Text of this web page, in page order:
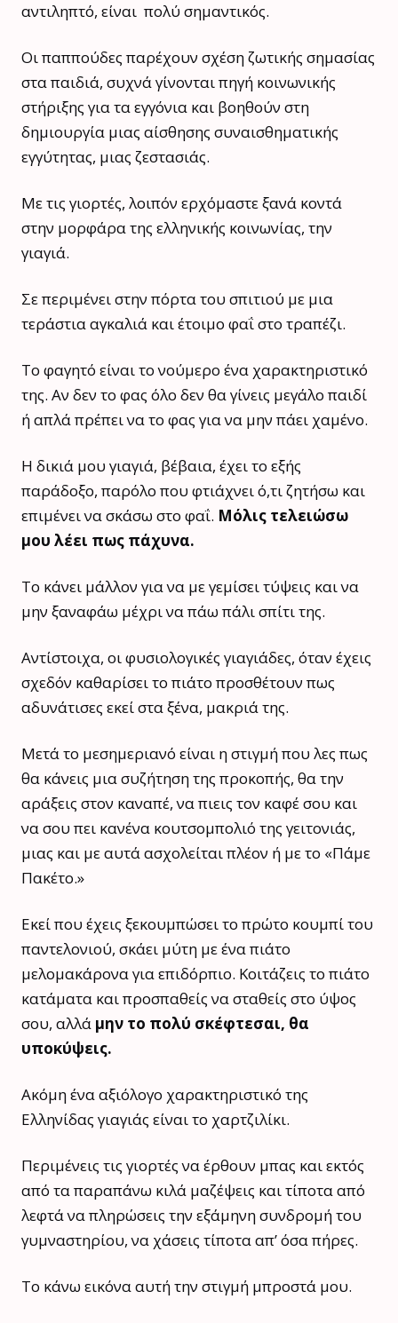
αντιληπτό, είναι πολύ σημαντικός.
Οι παππούδες παρέχουν σχέση ζωτικής σημασίας
στα παιδιά, συχνά γίνονται πηγή κοινωνικής
στήριξης για τα εγγόνια και βοηθούν στη
δημιουργία μιας αίσθησης συναισθηματικής
εγγύτητας, μιας ζεστασιάς.
Με τις γιορτές, λοιπόν ερχόμαστε ξανά κοντά
στην μορφάρα της ελληνικής κοινωνίας, την
γιαγιά.
Σε περιμένει στην πόρτα του σπιτιού με μια
τεράστια αγκαλιά και έτοιμο φαΐ στο τραπέζι.
Το φαγητό είναι το νούμερο ένα χαρακτηριστικό
της. Αν δεν το φας όλο δεν θα γίνεις μεγάλο παιδί
ή απλά πρέπει να το φας για να μην πάει χαμένο.
Η δικιά μου γιαγιά, βέβαια, έχει το εξής
παράδοξο, παρόλο που φτιάχνει ό,τι ζητήσω και
επιμένει να σκάσω στο φαΐ. Μόλις τελειώσω
μου λέει πως πάχυνα.
Το κάνει μάλλον για να με γεμίσει τύψεις και να
μην ξαναφάω μέχρι να πάω πάλι σπίτι της.
Αντίστοιχα, οι φυσιολογικές γιαγιάδες, όταν έχεις
σχεδόν καθαρίσει το πιάτο προσθέτουν πως
αδυνάτισες εκεί στα ξένα, μακριά της.
Μετά το μεσημεριανό είναι η στιγμή που λες πως
θα κάνεις μια συζήτηση της προκοπής, θα την
αράξεις στον καναπέ, να πιεις τον καφέ σου και
να σου πει κανένα κουτσομπολιό της γειτονιάς,
μιας και με αυτά ασχολείται πλέον ή με το «Πάμε
Πακέτο.»
Εκεί που έχεις ξεκουμπώσει το πρώτο κουμπί του
παντελονιού, σκάει μύτη με ένα πιάτο
μελομακάρονα για επιδόρπιο. Κοιτάζεις το πιάτο
κατάματα και προσπαθείς να σταθείς στο ύψος
σου, αλλά μην το πολύ σκέφτεσαι, θα
υποκύψεις.
Ακόμη ένα αξιόλογο χαρακτηριστικό της
Ελληνίδας γιαγιάς είναι το χαρτζιλίκι.
Περιμένεις τις γιορτές να έρθουν μπας και εκτός
από τα παραπάνω κιλά μαζέψεις και τίποτα από
λεφτά να πληρώσεις την εξάμηνη συνδρομή του
γυμναστηρίου, να χάσεις τίποτα απ’ όσα πήρες.
Το κάνω εικόνα αυτή την στιγμή μπροστά μου.